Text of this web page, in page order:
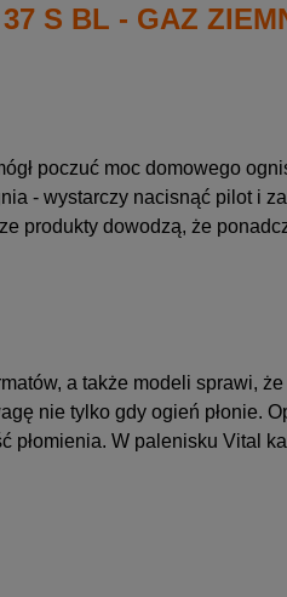
S BL - GAZ
poczuć moc domowego
- wystarczy nacisnąć pilot i
produkty dowodzą, że
a także modeli sprawi,
nie tylko gdy ogień płonie.
płomienia. W palenisku Vital